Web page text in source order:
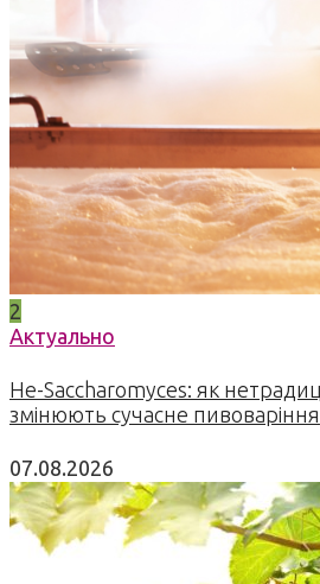
2
Актуально
Не-Saccharomyces: як
змінюють сучасне пивоваріння
07.08.2026